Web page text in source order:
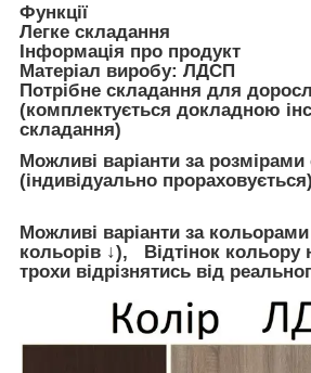
Функції
Легке складання
Інформація про продукт
Матеріал виробу: ЛДСП
Потрібне складання для
(комплектується докладною
складання)
Можливі варіанти за розмірами
(індивідуально прораховується)
Можливі варіанти за кольорами
кольорів ↓), Відтінок
трохи відрізнятись від